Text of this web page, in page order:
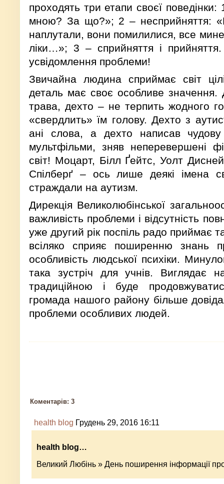
проходять три етапи своєї
мною? За що?»; 2 – несприйняття:
наплутали, вони помилилися, все
ліки…»; 3 – сприйняття і
усвідомлення проблеми!
Звичайна людина сприймає світ
деталь має своє особливе значення.
трава, дехто – не терпить жодного
«свердлить» їм голову. Дехто з
ані слова, а дехто написав чудову
мультфільми, зняв неперевершені
світ! Моцарт, Білл Ґейтс, Уолт
Спілберґ – ось лише деякі імена
страждали на аутизм.
Дирекція Великолюбінської
важливість проблеми і відсутність
уже другий рік поспіль радо приймає
всіляко сприяє поширенню знань
особливість людської психіки.
така зустріч для учнів. Виглядає
традиційною і буде
громада нашого району більше
проблеми особливих людей.
Коментарів: 3
health blog Грудень 29, 2016 16:11
health blog…
Великий Любінь » День поширення інформації